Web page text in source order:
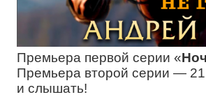
Премьера первой серии «
Премьера второй серии —
и слышать!